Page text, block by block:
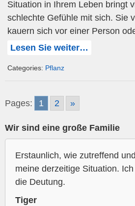
Situation in Ihrem Leben bringt
schlechte Gefühle mit sich. Sie
kauern sich vor einer Person
Lesen Sie weiter…
Categories: Pflanz
Pages: 1 2 »
Wir sind eine große Familie
Erstaunlich, wie zutreffend
meine derzeitige Situation.
die Deutung.
Tiger